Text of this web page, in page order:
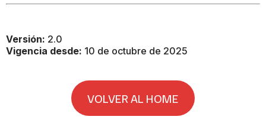
Versión: 2.0
Vigencia desde: 10 de octubre de 2025
VOLVER AL HOME